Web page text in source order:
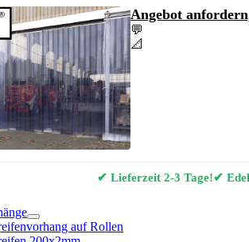
Angebot
💬
📐
✔ Lieferzeit 2-3 Tage!✔
auf Rollen